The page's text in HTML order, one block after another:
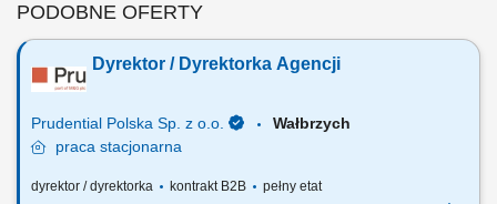
PODOBNE OFERTY
Dyrektor / Dyrektorka Agencji
Prudential Polska Sp. z o.o.
Wałbrzych
praca stacjonarna
dyrektor / dyrektorka kontrakt B2B pełny etat